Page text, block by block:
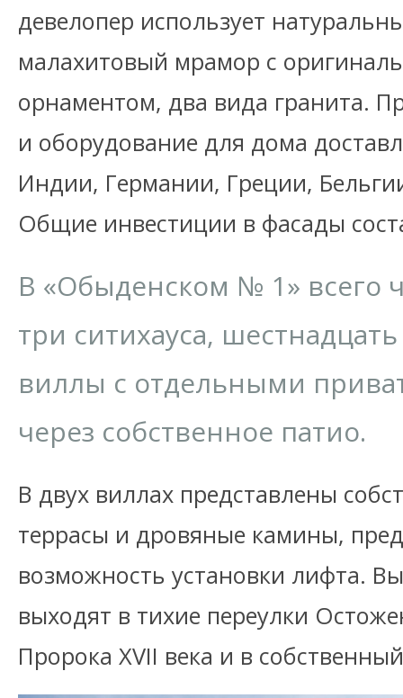
девелопер использует
малахитовый мрамор с
орнаментом, два вида гранита.
и оборудование для дома
Индии, Германии, Греции,
Общие инвестиции в фасады
В «Обыденском № 1» всего
три ситихауса,
виллы с отдельными
через собственное патио.
В двух виллах представлены
террасы и дровяные камины,
возможность установки лифта.
выходят в тихие переулки
Пророка XVII века и в